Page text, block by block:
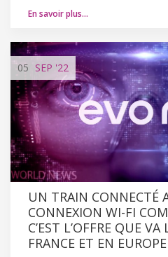
En savoir plus…
05 SEP '22
UN TRAIN CONNECTÉ
CONNEXION WI-FI
C’EST L’OFFRE QUE
FRANCE ET EN